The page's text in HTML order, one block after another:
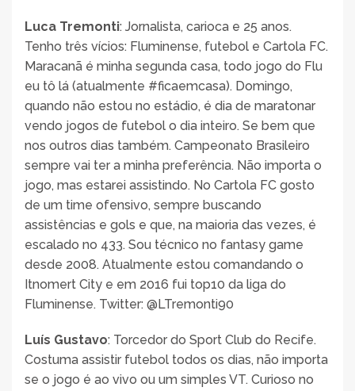
Luca Tremonti: Jornalista, carioca e 25 anos.
Tenho três vícios: Fluminense, futebol e Cartola FC.
Maracanã é minha segunda casa, todo jogo do Flu
eu tô lá (atualmente #ficaemcasa). Domingo,
quando não estou no estádio, é dia de maratonar
vendo jogos de futebol o dia inteiro. Se bem que
nos outros dias também. Campeonato Brasileiro
sempre vai ter a minha preferência. Não importa o
jogo, mas estarei assistindo. No Cartola FC gosto
de um time ofensivo, sempre buscando
assistências e gols e que, na maioria das vezes, é
escalado no 433. Sou técnico no fantasy game
desde 2008. Atualmente estou comandando o
Itnomert City e em 2016 fui top10 da liga do
Fluminense. Twitter: @LTremonti90
Luís Gustavo: Torcedor do Sport Club do Recife.
Costuma assistir futebol todos os dias, não importa
se o jogo é ao vivo ou um simples VT. Curioso no